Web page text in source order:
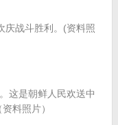
庆战斗胜利。(资料照
这是朝鲜人民欢送中
料照片）